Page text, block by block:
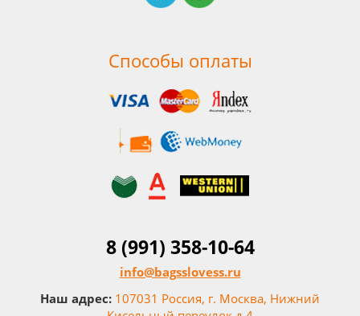
Способы оплаты
8 (991) 358-10-64
info@bagsslovess.ru
Наш адрес: 107031 Россия, г. Москва, Нижний